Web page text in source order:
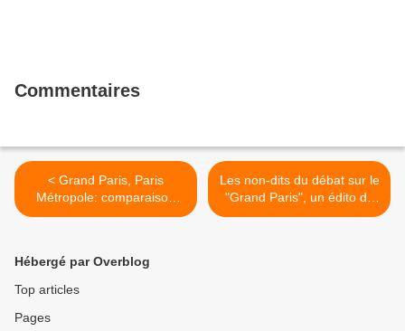
Commentaires
< Grand Paris, Paris
Métropole: comparaison
internationale.
Les non-dits du débat sur le
"Grand Paris", un édito de
Jean-Louis Andréani dans
Hébergé par Overblog
Top articles
Pages